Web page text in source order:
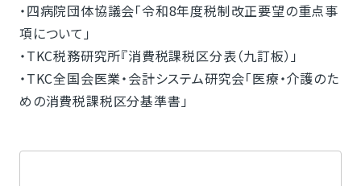
・四病院団体協議会「令和8年度税制改正要望の重点事
項について」
・TKC税務研究所『消費税課税区分表（九訂板）」
・TKC全国会医業・会計システム研究会「医療・介護のた
めの消費税課税区分基準書」